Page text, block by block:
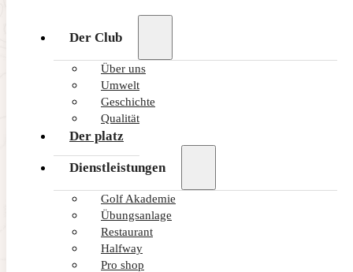
Der Club
Über uns
Umwelt
Geschichte
Qualität
Der platz
Dienstleistungen
Golf Akademie
Übungsanlage
Restaurant
Halfway
Pro shop